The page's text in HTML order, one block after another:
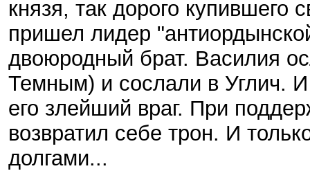
князя, так дорого купившего
пришел лидер
двоюродный брат. Василия
Темным) и сослали в Углич.
его злейший враг. При
возвратил себе трон. И
долгами...